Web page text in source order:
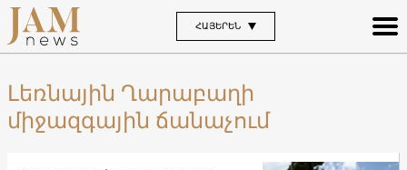
ՀԱՅԵՐԵՆ
Լեռնային Ղարաբաղի
միջազգային ճանաչում